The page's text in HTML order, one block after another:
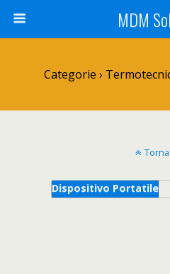
MDM
Categorie ›
Dispositivo Portatile